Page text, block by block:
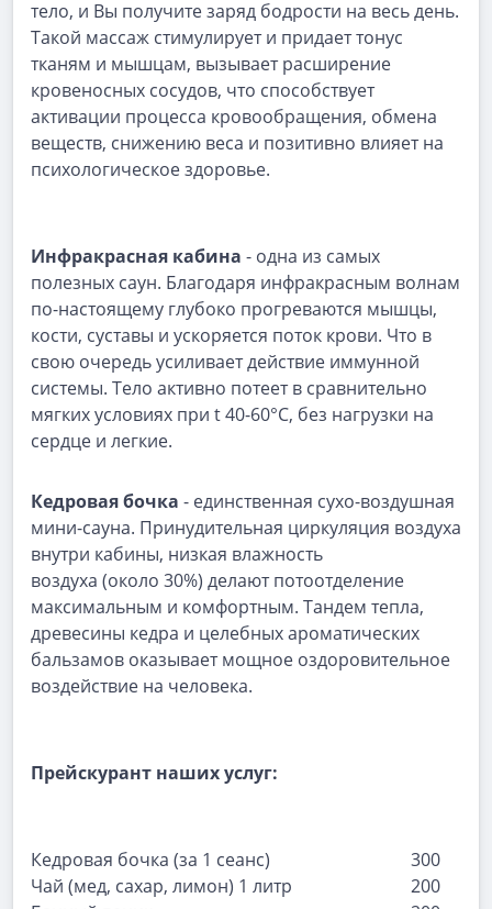
тело, и Вы получите заряд бодрости на весь день.
Такой массаж стимулирует и придает тонус
тканям и мышцам, вызывает расширение
кровеносных сосудов, что способствует
активации процесса кровообращения, обмена
веществ, снижению веса и позитивно влияет на
психологическое здоровье.
Инфракрасная кабина - одна из самых
полезных саун. Благодаря инфракрасным волнам
по-настоящему глубоко прогреваются мышцы,
кости, суставы и ускоряется поток крови. Что в
свою очередь усиливает действие иммунной
системы. Тело активно потеет в сравнительно
мягких условиях при t 40-60°C, без нагрузки на
сердце и легкие.
Кедровая бочка - единственная сухо-воздушная
мини-сауна. Принудительная циркуляция воздуха
внутри кабины, низкая влажность
воздуха (около 30%) делают потоотделение
максимальным и комфортным. Тандем тепла,
древесины кедра и целебных ароматических
бальзамов оказывает мощное оздоровительное
воздействие на человека.
Прейскурант наших услуг:
Кедровая бочка (за 1 сеанс)
300
Чай (мед, сахар, лимон) 1 литр
200